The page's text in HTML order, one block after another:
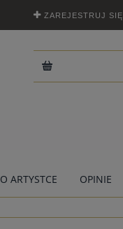
ZAREJESTRUJ SIĘ
O ARTYSTCE OPINIE